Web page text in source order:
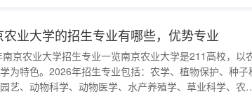
业大学的招生专业有哪些，优势专业
京农业大学招生专业一览南京农业大学是211高校，以
为特色。2026年招生专业包括：农学、植物保护、种子
艺、动物科学、动物医学、水产养殖学、草业科学、农